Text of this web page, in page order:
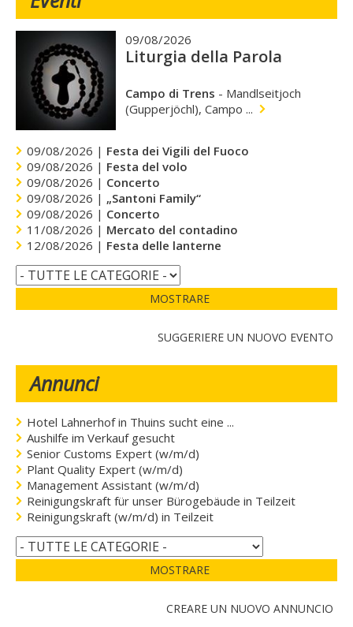
09/08/2026
Liturgia della Parola
Campo di Trens - Mandlseitjoch
(Gupperjöchl), Campo ...
09/08/2026 | Festa dei Vigili del Fuoco
09/08/2026 | Festa del volo
09/08/2026 | Concerto
09/08/2026 | „Santoni Family“
09/08/2026 | Concerto
11/08/2026 | Mercato del contadino
12/08/2026 | Festa delle lanterne
MOSTRARE
SUGGERIERE UN NUOVO EVENTO
Annunci
Hotel Lahnerhof in Thuins sucht eine ...
Aushilfe im Verkauf gesucht
Senior Customs Expert (w/m/d)
Plant Quality Expert (w/m/d)
Management Assistant (w/m/d)
Reinigungskraft für unser Bürogebäude in Teilzeit
Reinigungskraft (w/m/d) in Teilzeit
MOSTRARE
CREARE UN NUOVO ANNUNCIO